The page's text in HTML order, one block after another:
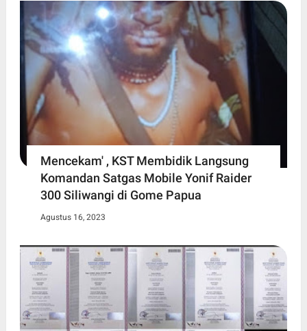
Mencekam' , KST Membidik Langsung
Komandan Satgas Mobile Yonif Raider
300 Siliwangi di Gome Papua
Agustus 16, 2023